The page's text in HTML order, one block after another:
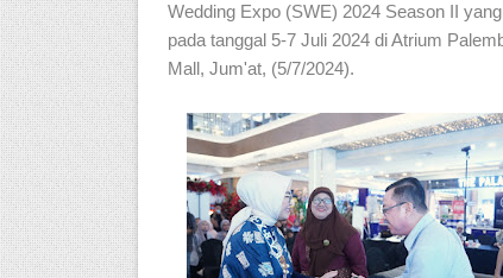
Wedding Expo (SWE) 2024 Season II
pada tanggal 5-7 Juli 2024 di Atrium
Mall, Jum'at, (5/7/2024).